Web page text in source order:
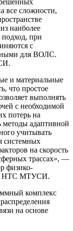
все сложности,
наиболее
при
с
для ВОЛС.
и материальные
что простое
выполнять
с необходимой
потерь на
методы адаптивной
учитывать
системных
на скорость
трассах», —
физико-
НТС МТУСИ.
комплекс
на основе